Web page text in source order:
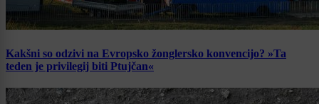
Kakšni so odzivi na Evropsko žonglersko konvencijo? »Ta
teden je privilegij biti Ptujčan«